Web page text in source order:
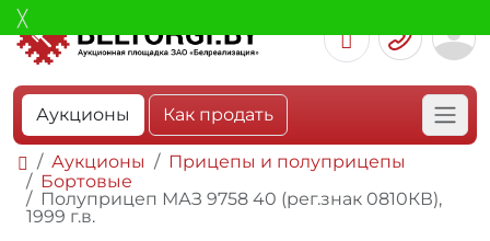
Аукционы Как продать
Аукционы
Прицепы и полуприцепы
Бортовые
Полуприцеп МАЗ 9758 40 (рег.знак 0810КВ),
1999 г.в.